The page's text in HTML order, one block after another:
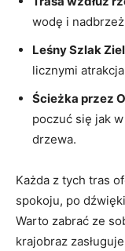
wodę i
Leśny Szlak
licznymi
Ścieżka przez
poczuć się jak
drzewa.
Każda z tych tras
spokoju, po
Warto zabrać ze
krajobraz